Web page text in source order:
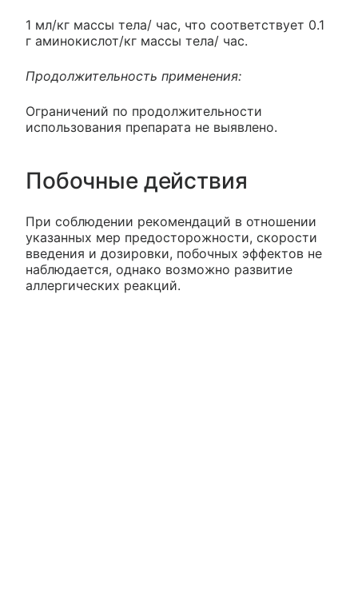
1 мл/кг массы тела/ час, что соответствует 0.1
г аминокислот/кг массы тела/ час.
Продолжительность применения:
Ограничений по продолжительности
использования препарата не выявлено.
Побочные действия
При соблюдении рекомендаций в отношении
указанных мер предосторожности, скорости
введения и дозировки, побочных эффектов не
наблюдается, однако возможно развитие
аллергических реакций.